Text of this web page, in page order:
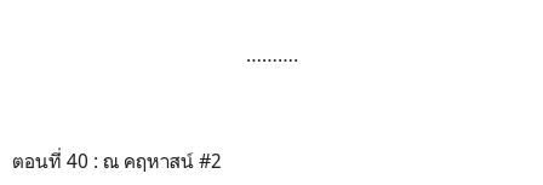
……….
ตอนที่ 40 : ณ คฤหาสน์ #2